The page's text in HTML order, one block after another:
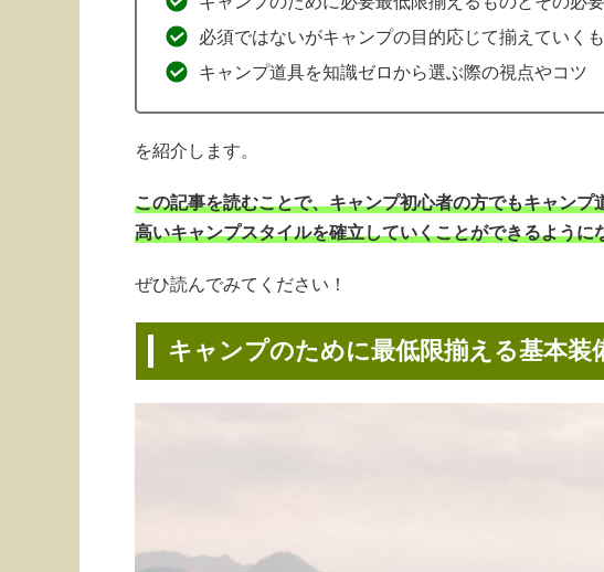
必須ではないがキャンプの目的応じて揃えていく
キャンプ道具を知識ゼロから選ぶ際の視点やコツ
を紹介します。
この記事を読むことで、キャンプ初心者の方でもキャン
高いキャンプスタイルを確立していくことができるように
ぜひ読んでみてください！
キャンプのために最低限揃える基本装